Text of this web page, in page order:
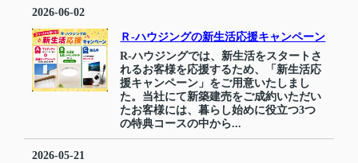
2026-06-02
Ｒ-ハウジングの新生活応援キャンペーン
R-ハウジングでは、新生活をスタートさ
れるお客様を応援するため、「新生活応
援キャンペーン」をご用意いたしまし
た。当社にて新築建売をご成約いただい
たお客様には、暮らし始めに役立つ3つ
の特典コースの中から...
2026-05-21